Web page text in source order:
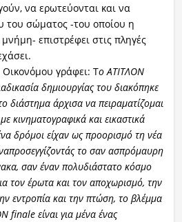
να ερωτεύονται και να
του σώματος -του οποίου η
επιστρέφει στις πληγές
γράφει: Το ΑΤΙΤΛΟΝ
δημιουργίας του διακόπηκε
διάστημα άρχισα να πειραματίζομαι
κινηματογραφικά και εικαστικά
δρόμοι είχαν ως προορισμό τη νέα
το σαν ασπρόμαυρη
σαν έναν πολυδιάστατο κόσμο
τον έρωτα και τον αποχωρισμό, την
εντροπία και την πτώση, το βλέμμα
finale είναι για μένα ένας